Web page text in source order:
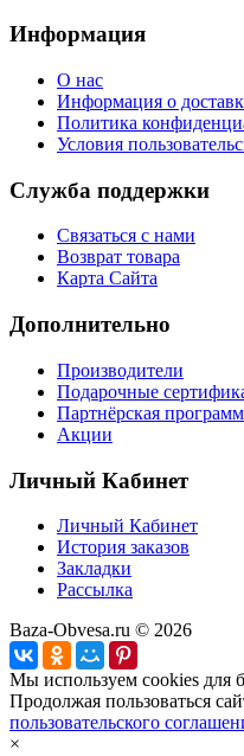
Информация
О нас
Информация о
Политика
Условия
Служба поддержки
Связаться с нами
Возврат товара
Карта Сайта
Дополнительно
Производители
Подарочные
Партнёрская
Акции
Личный Кабинет
Личный Кабинет
История заказов
Закладки
Рассылка
Baza-Obvesa.ru © 2026
Мы используем cookies для
Продолжая пользоваться
пользовательского
×